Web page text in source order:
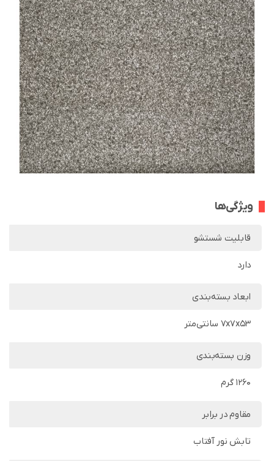
ویژگی‌ها
قابلیت شستشو
دارد
ابعاد بسته‌بندی
7x7x53 سانتی‌متر
وزن بسته‌بندی
1260 گرم
مقاوم در برابر
تابش نور آفتاب